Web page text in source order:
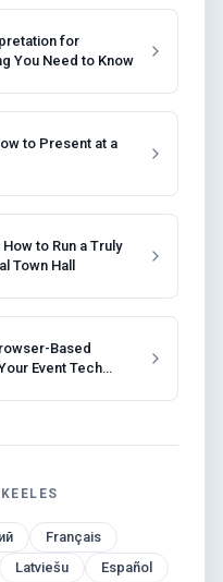
for
You Need to Know
to Present at a
to Run a Truly
Town Hall
Based
Event Tech
Français
Latviešu
Español